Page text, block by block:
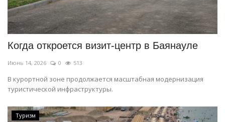
Когда откроется визит-центр в Баянауле
Июнь 14, 2026 0 513
В курортной зоне продолжается масштабная модернизация
туристической инфраструктуры.
Туризм